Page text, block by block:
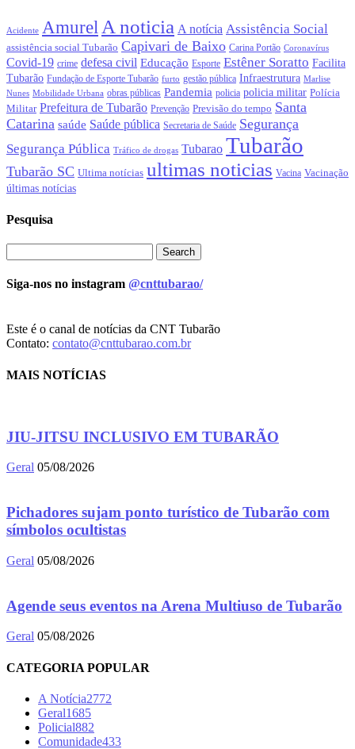
Acidente Amurel A noticia A notícia Assistência Social
assistência social Tubarão Capivari de Baixo Carina Portão Coronavírus
Covid-19 crime defesa civil Educação Esporte Estêner Soratto Facilita
Tubarão Fundação de Esporte Tubarão furto gestão pública Infraestrutura Marlise
Nunes Mobilidade Urbana obras públicas Pandemia policia policia militar Polícia
Militar Prefeitura de Tubarão Prevenção Previsão do tempo Santa
Catarina saúde Saúde pública Secretaria de Saúde Segurança
Segurança Pública Tráfico de drogas Tubarao Tubarão
Tubarão SC Ultima notícias ultimas noticias Vacina Vacinação
últimas notícias
Pesquisa
Siga-nos no instagram @cnttubarao/
Este é o canal de notícias da CNT Tubarão
Contato: contato@cnttubarao.com.br
MAIS NOTÍCIAS
JIU-JITSU INCLUSIVO EM TUBARÃO
Geral 05/08/2026
Pichadores sujam ponto turístico de Tubarão com
símbolos ocultistas
Geral 05/08/2026
Agende seus eventos na Arena Multiuso de Tubarão
Geral 05/08/2026
CATEGORIA POPULAR
A Notícia2772
Geral1685
Policial882
Comunidade433